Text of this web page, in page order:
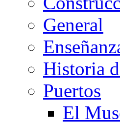
General
Historia
Puertos
El